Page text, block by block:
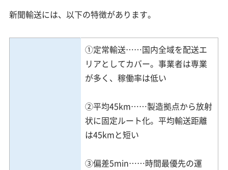
新聞輸送には、以下の特徴があります。
①定常輸送……国内全域を配送エ
リアとしてカバー。事業者は専業
が多く、稼働率は低い
②平均45km……製造拠点から放射
状に固定ルート化。平均輸送距離
は45kmと短い
③偏差5min……時間最優先の運